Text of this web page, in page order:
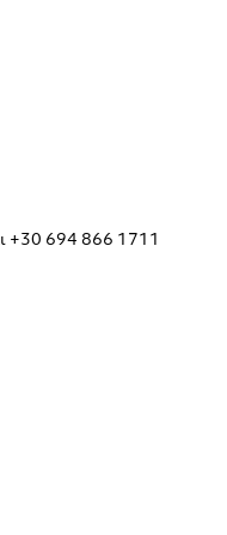
+30 694 866 1711